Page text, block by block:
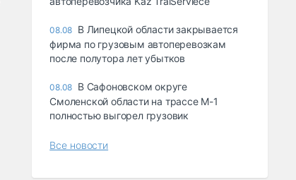
08.08 В Липецкой области закрывается
фирма по грузовым автоперевозкам
после полутора лет убытков
08.08 В Сафоновском округе
Смоленской области на трассе М-1
полностью выгорел грузовик
Все новости